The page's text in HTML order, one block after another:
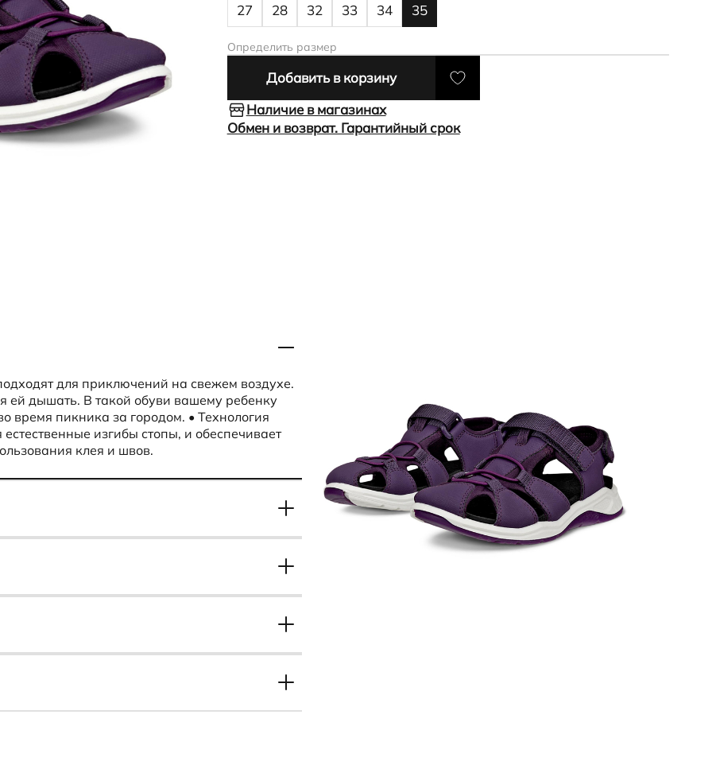
27 28 32 33 34 35
Определить размер
Добавить в корзину
Наличие в магазинах
Обмен и возврат. Гарантийный срок
для приключений на свежем воздухе.
ей дышать. В такой обуви вашему ребенку
время пикника за городом. • Технология
изгибы стопы, и обеспечивает
клея и швов.
подошвой, а также создает удобную колодку.
Сезон
Модельный ряд
Стелька
"ЭККО-БЕЛРОС" Адрес: 220035, г. Минск,